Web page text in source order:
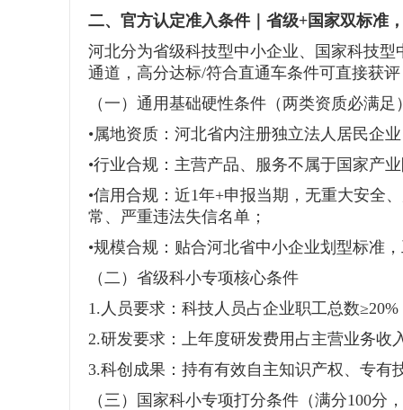
二、官方认定准入条件｜省级+国家双标准
河北分为省级科技型中小企业、国家科技
通道，高分达标/符合直通车条件可直接获
（一）通用基础硬性条件（两类资质必满足
•属地资质：河北省内注册独立法人居民企
•行业合规：主营产品、服务不属于国家产
•信用合规：近1年+申报当期，无重大安全
常、严重违法失信名单；
•规模合规：贴合河北省中小企业划型标准
（二）省级科小专项核心条件
1.人员要求：科技人员占企业职工总数≥20%
2.研发要求：上年度研发费用占主营业务收
3.科创成果：持有有效自主知识产权、专有
（三）国家科小专项打分条件（满分100分